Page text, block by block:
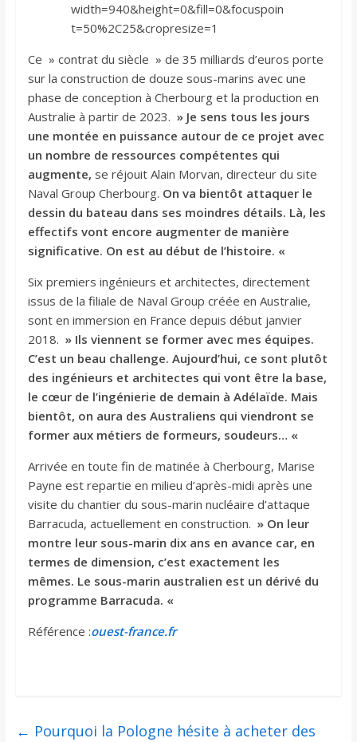
Ce » contrat du siècle » de 35 milliards d’euros porte
sur la construction de douze sous-marins avec une
phase de conception à Cherbourg et la production en
Australie à partir de 2023. » Je sens tous les jours
une montée en puissance autour de ce projet avec
un nombre de ressources compétentes qui
augmente, se réjouit Alain Morvan, directeur du site
Naval Group Cherbourg. On va bientôt attaquer le
dessin du bateau dans ses moindres détails. Là, les
effectifs vont encore augmenter de manière
significative. On est au début de l’histoire. «
Six premiers ingénieurs et architectes, directement
issus de la filiale de Naval Group créée en Australie,
sont en immersion en France depuis début janvier
2018. » Ils viennent se former avec mes équipes.
C’est un beau challenge. Aujourd’hui, ce sont plutôt
des ingénieurs et architectes qui vont être la base,
le cœur de l’ingénierie de demain à Adélaïde. Mais
bientôt, on aura des Australiens qui viendront se
former aux métiers de formeurs, soudeurs… «
Arrivée en toute fin de matinée à Cherbourg, Marise
Payne est repartie en milieu d’après-midi après une
visite du chantier du sous-marin nucléaire d’attaque
Barracuda, actuellement en construction. » On leur
montre leur sous-marin dix ans en avance car, en
termes de dimension, c’est exactement les
mêmes. Le sous-marin australien est un dérivé du
programme Barracuda. «
Référence :ouest-france.fr
← Pourquoi la Pologne hésite à acheter des